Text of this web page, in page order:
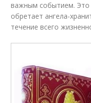
важным событием. Это
обретает ангела-
течение всего